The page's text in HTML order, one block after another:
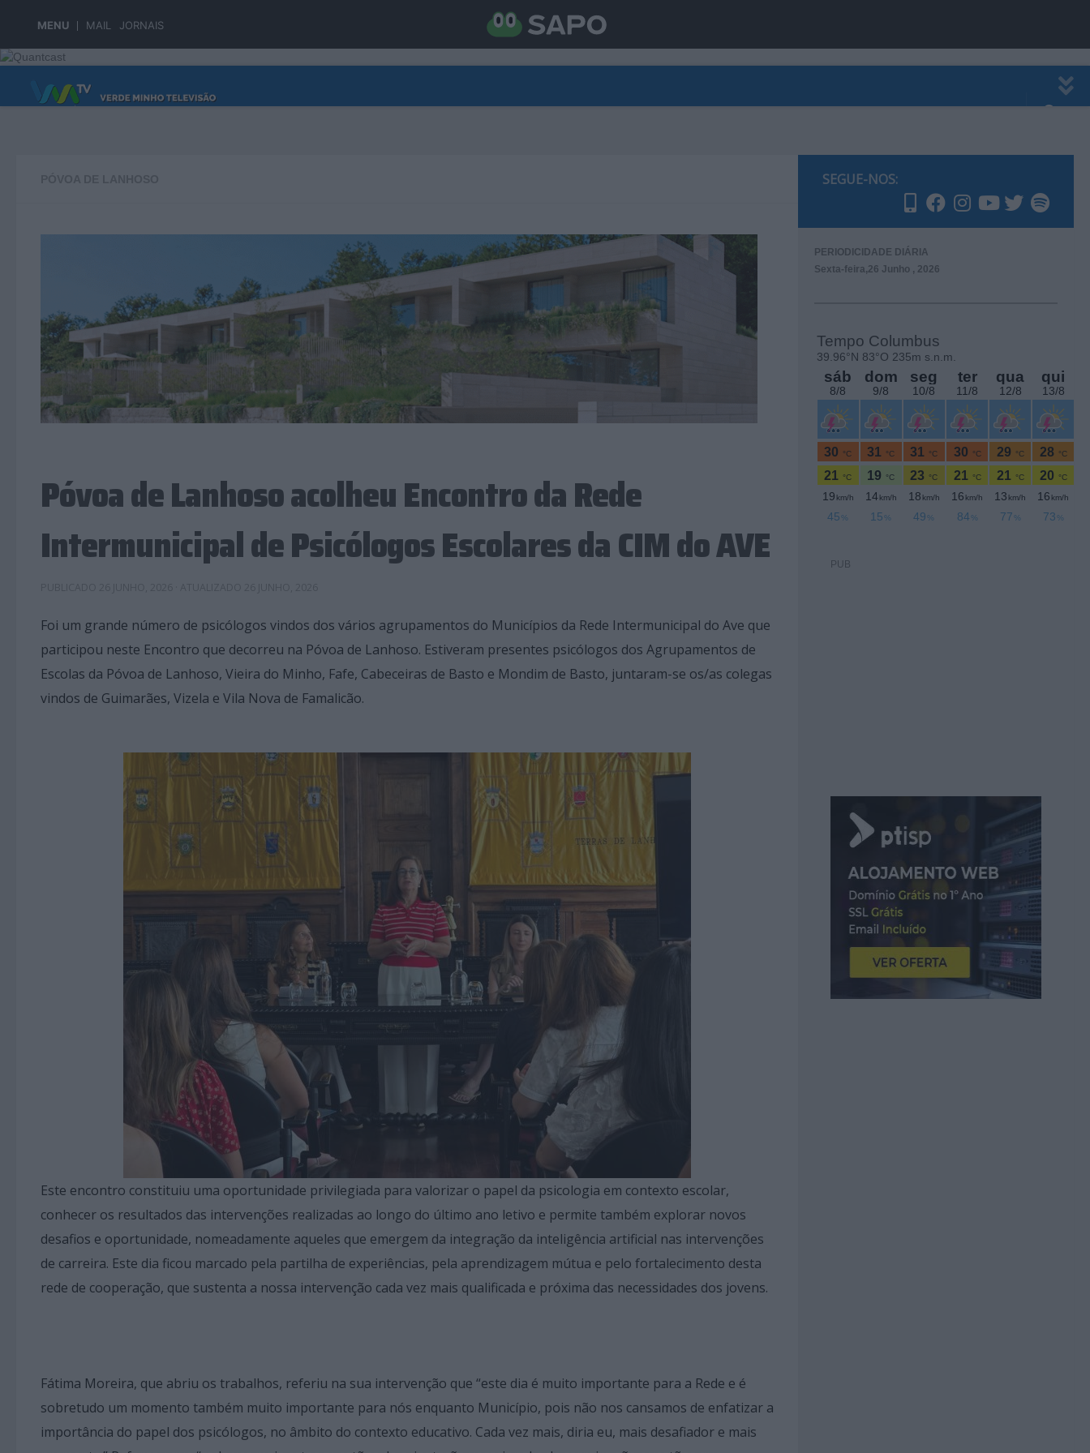
MENU MAIL JORNAIS
Skip to content
Póvoa de Lanhoso acolheu Encontro da Rede
Intermunicipal de Psicólogos Escolares da CIM do AVE
Foi um grande número de psicólogos vindos dos vários agrupamentos do Municípios da Rede Intermunicipal do Ave que
participou neste Encontro que decorreu na Póvoa de Lanhoso. Estiveram presentes psicólogos dos Agrupamentos de
Escolas da Póvoa de Lanhoso, Vieira do Minho, Fafe, Cabeceiras de Basto e Mondim de Basto, juntaram-se os/as colegas
vindos de Guimarães, Vizela e Vila Nova de Famalicão.
Este encontro constituiu uma oportunidade privilegiada para valorizar o papel da psicologia em contexto escolar,
conhecer os resultados das intervenções realizadas ao longo do último ano letivo e permite também explorar novos
desafios e oportunidade, nomeadamente aqueles que emergem da integração da inteligência artificial nas intervenções
de carreira. Este dia ficou marcado pela partilha de experiências, pela aprendizagem mútua e pelo fortalecimento desta
rede de cooperação, que sustenta a nossa intervenção cada vez mais qualificada e próxima das necessidades dos jovens.
Fátima Moreira, que abriu os trabalhos, referiu na sua intervenção que “este dia é muito importante para a Rede e é
sobretudo um momento também muito importante para nós enquanto Município, pois não nos cansamos de enfatizar a
importância do papel dos psicólogos, no âmbito do contexto educativo. Cada vez mais, diria eu, mais desafiador e mais
SEGUE-NOS:
PERIODICIDADE DIÁRIA
Sexta-feira,26 Junho , 2026
PUB